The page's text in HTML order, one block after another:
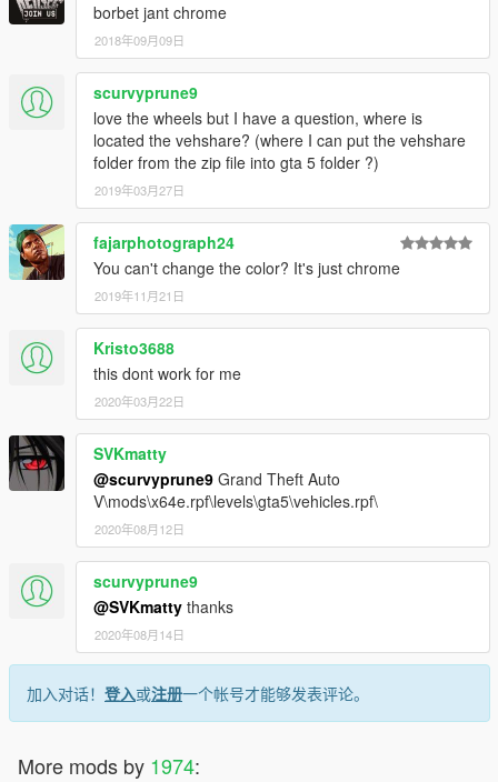
borbet jant chrome
2018年09月09日
scurvyprune9
love the wheels but I have a question, where is
located the vehshare? (where I can put the vehshare
folder from the zip file into gta 5 folder ?)
2019年03月27日
fajarphotograph24
You can't change the color? It's just chrome
2019年11月21日
Kristo3688
this dont work for me
2020年03月22日
SVKmatty
@scurvyprune9 Grand Theft Auto
V\mods\x64e.rpf\levels\gta5\vehicles.rpf\
2020年08月12日
scurvyprune9
@SVKmatty thanks
2020年08月14日
加入对话！ 登入或注册一个帐号才能够发表评论。
More mods by 1974: